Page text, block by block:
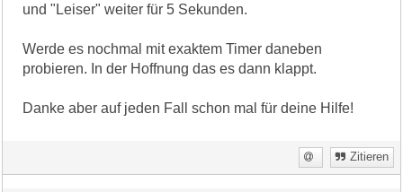
und "Leiser" weiter für 5 Sekunden.
Werde es nochmal mit exaktem Timer daneben
probieren. In der Hoffnung das es dann klappt.
Danke aber auf jeden Fall schon mal für deine Hilfe!
Zitieren